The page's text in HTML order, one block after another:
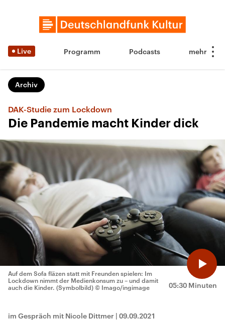
Live Programm Podcasts
Archiv
DAK-Studie zum Lockdown
Die Pandemie macht Kinder dick
05:30 Minuten
Auf dem Sofa fläzen statt mit Freunden spielen: Im
Lockdown nimmt der Medienkonsum zu – und damit
auch die Kinder. (Symbolbild) © Imago/ingimage
im Gespräch mit Nicole Dittmer | 09.09.2021